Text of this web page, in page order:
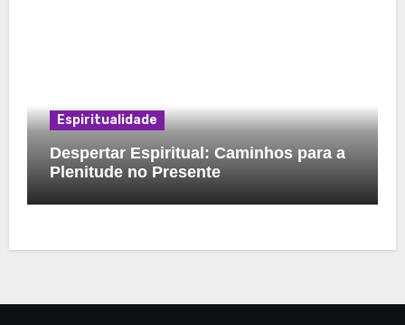
Espiritualidade
Despertar Espiritual: Caminhos para a
Plenitude no Presente